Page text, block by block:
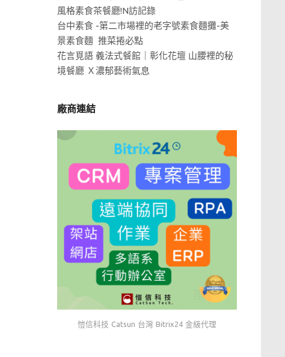
風格素食茶餐廳!N訪記錄
台中素食 -第二市場裡的老字號素食麵攤-美
景素食麵 推菜捲必點
花言覓語 義法式餐館｜彰化花壇 山腰裡的秘
境餐廳 Ｘ濃郁藝術氣息
廠商連結
愷信科技 Catsun 台灣 Bitrix24 金級代理